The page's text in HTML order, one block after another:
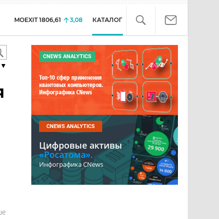
MOEXIT 1806,61 3,08 КАТАЛОГ
▼
CNEWS ANALYTICS
Топ-10 сфер применения
квантовых компьютеров.
Инфографика CNews
CNEWS ANALYTICS
Цифровые активы
«Росатома».
Инфографика CNews